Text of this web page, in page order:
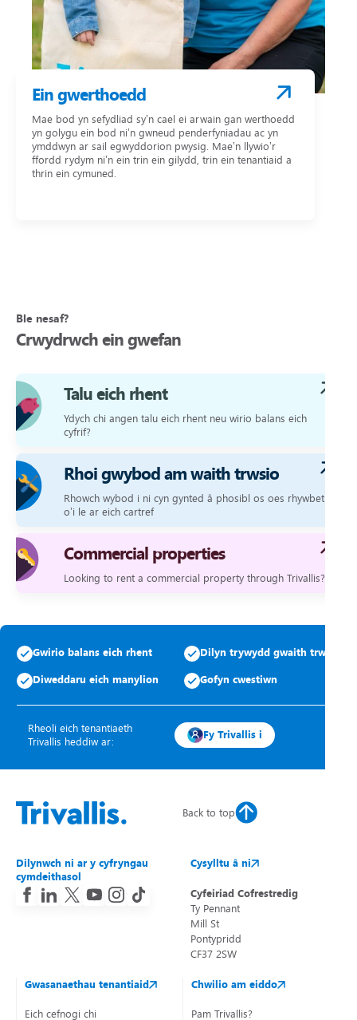
Ein gwerthoedd
Mae bod yn sefydliad sy’n cael ei arwain gan werthoedd
yn golygu ein bod ni’n gwneud penderfyniadau ac yn
ymddwyn ar sail egwyddorion pwysig. Mae’n llywio’r
ffordd rydym ni’n ein trin ein gilydd, trin ein tenantiaid a
thrin ein cymuned.
Ble nesaf?
Crwydrwch ein gwefan
Talu eich rhent
Ydych chi angen talu eich rhent neu wirio balans eich
cyfrif?
Rhoi gwybod am waith trwsio
Rhowch wybod i ni cyn gynted â phosibl os oes rhywbeth
o’i le ar eich cartref
Commercial properties
Looking to rent a commercial property through Trivallis?
Gwirio balans eich rhent Dilyn trywydd gwaith trwsio
Diweddaru eich manylion Gofyn cwestiwn
Rheoli eich tenantiaeth
Trivallis heddiw ar:
Fy Trivallis i
Back to top
Dilynwch ni ar y cyfryngau
cymdeithasol
Cysylltu â ni
Cyfeiriad Cofrestredig
Ty Pennant
Mill St
Pontypridd
CF37 2SW
Gwasanaethau tenantiaid
Eich cefnogi chi
Chwilio am eiddo
Pam Trivallis?